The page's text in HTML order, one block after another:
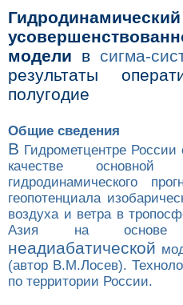
модели в сигма-
результаты
полугодие
Общие сведения
В Гидрометцентре России
качестве основной
гидродинамического
геопотенциала
воздуха и ветра в
Азия на основе
неадиабатической
(автор В.М.Лосев).
по территории России.